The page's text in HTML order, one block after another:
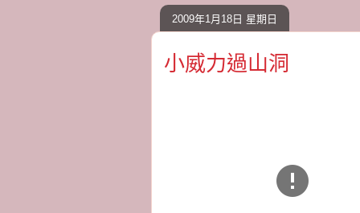
2009年1月18日 星期日
小威力過山洞